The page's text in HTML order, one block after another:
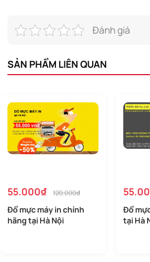
Đánh giá
SẢN PHẨM LIÊN QUAN
55.000₫ 120.000₫
Đổ mực máy in chính
hãng tại Hà Nội
Đổ
tại Hà